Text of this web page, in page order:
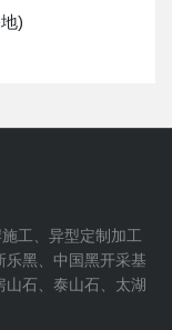
)
工、异型定制加工
乐黑、中国黑开采基
石、泰山石、太湖